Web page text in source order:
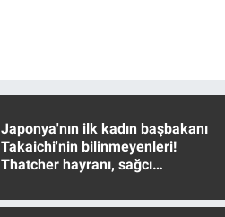
Japonya'nın ilk kadın başbakanı
Takaichi'nin bilinmeyenleri!
Thatcher hayranı, sağcı